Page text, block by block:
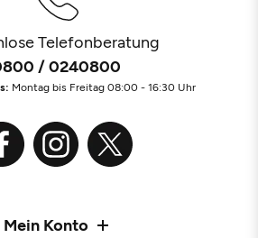
Telefonberatung
/ 0240800
Montag bis Freitag 08:00 - 16:30 Uhr
Mein Konto